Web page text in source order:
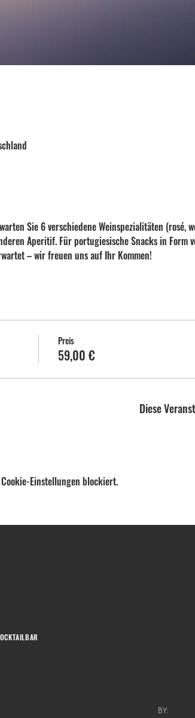
Sie 6 verschiedene Weinspezialitäten (rosé,
Aperitif. Für portugiesische Snacks in Form
– wir freuen uns auf Ihr Kommen!
Preis
59,00 €
Diese
Einstellungen blockiert.
BY: